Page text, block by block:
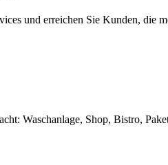
und erreichen Sie Kunden, die
Waschanlage, Shop, Bistro,